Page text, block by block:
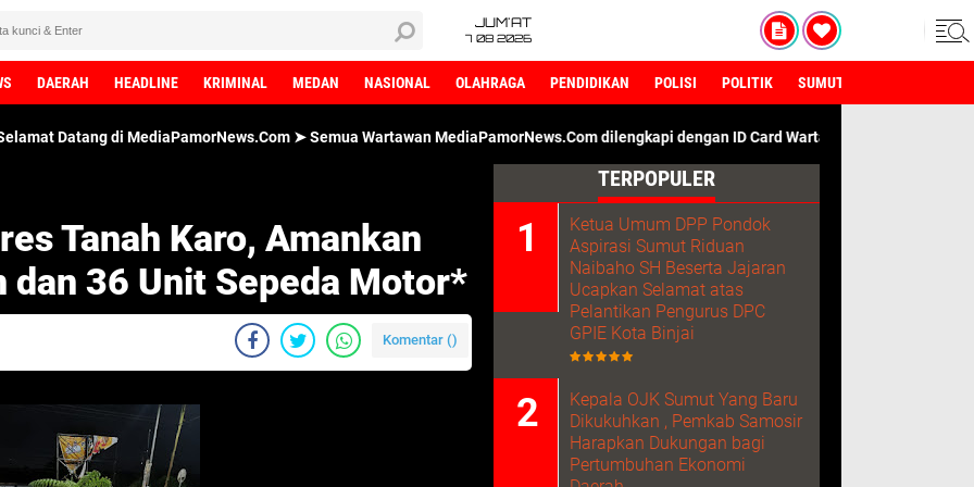
JUM'AT
7 08 2026
DAERAH HEADLINE KRIMINAL MEDAN NASIONAL OLAHRAGA PENDIDIKAN POLISI POLITIK SUMUT
di MediaPamorNews.Com ➤ Semua Wartawan MediaPamorNews.Com dilengkapi dengan ID Card Wartawan. Kami Adalah Media Dengan
Tanah Karo, Amankan
dan 36 Unit Sepeda Motor*
Komentar ()
TERPOPULER
Ketua Umum DPP Pondok
Aspirasi Sumut Riduan
Naibaho SH Beserta Jajaran
Ucapkan Selamat atas
Pelantikan Pengurus DPC
GPIE Kota Binjai
Kepala OJK Sumut Yang Baru
Dikukuhkan , Pemkab Samosir
Harapkan Dukungan bagi
Pertumbuhan Ekonomi